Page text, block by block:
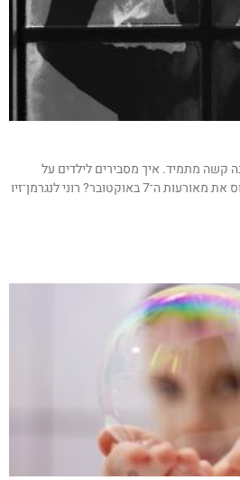
קשה מתמיד. איך מסבירים לילדים על
השואה, כשעדיין קשה לנו לתפוס את מאורעות ה־7 באוקטובר? רוני לנגרמן־זיו